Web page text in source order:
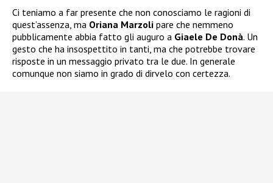
Ci teniamo a far presente che non conosciamo le ragioni di
quest’assenza, ma Oriana Marzoli pare che nemmeno
pubblicamente abbia fatto gli auguro a Giaele De Donà. Un
gesto che ha insospettito in tanti, ma che potrebbe trovare
risposte in un messaggio privato tra le due. In generale
comunque non siamo in grado di dirvelo con certezza.